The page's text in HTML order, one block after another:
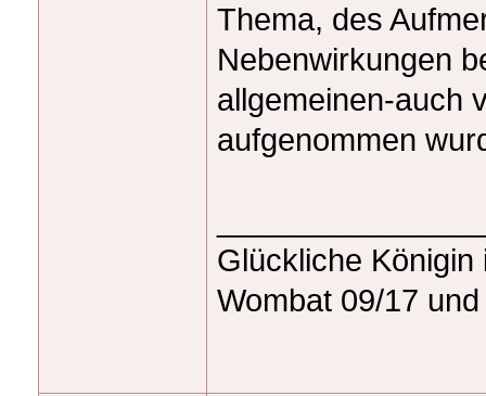
Thema, des
Nebenwirkungen
allgemeinen-auch
aufgenommen
Glückliche
Wombat 09/17